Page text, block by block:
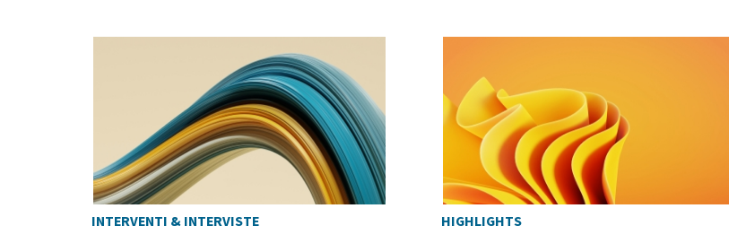
INTERVENTI & INTERVISTE HIGHLIGHTS